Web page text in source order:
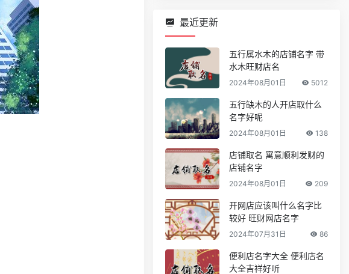
最近更新
五行属水木的店铺名字 带
水木旺财店名
2024年08月01日 5012
五行缺木的人开店取什么
名字好呢
2024年08月01日 138
店铺取名 寓意顺利发财的
店铺名字
2024年08月01日 209
开网店应该叫什么名字比
较好 旺财网店名字
2024年07月31日 86
便利店名字大全 便利店名
大全吉祥好听